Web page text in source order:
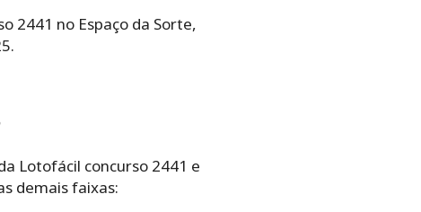
2441 no Espaço da Sorte,
Lotofácil concurso 2441 e
demais faixas: